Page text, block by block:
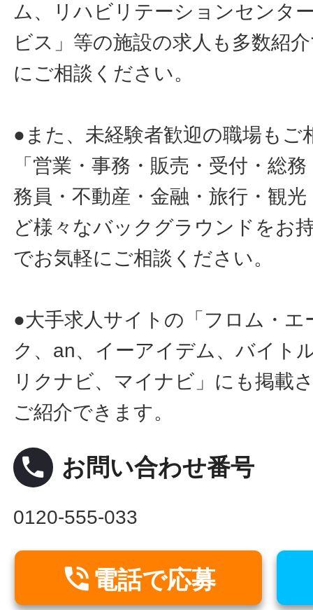
ム、リハビリテーションセンタ
ビス」等の施設の求人も多数紹
にご相談ください。
●また、未経験者歓迎の職場もご
「営業・事務・販売・受付・総
務員・不動産・金融・旅行・観
ど様々なバックグラウンドをお
でお気軽にご相談ください。
●大手求人サイトの「フロム・
ク、an、イーアイデム、バイト
リクナビ、マイナビ」にも掲載
ご紹介できます。
local_phone お問い合わせ番号
0120-555-033
 電話で応募